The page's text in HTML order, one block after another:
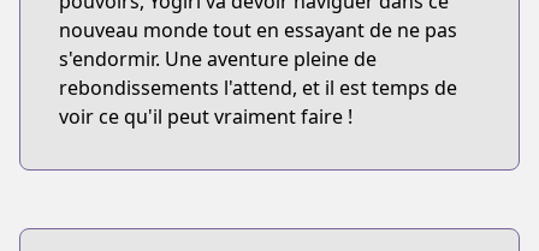
nouveau monde tout en essayant de ne pas
s'endormir. Une aventure pleine de
rebondissements l'attend, et il est temps de
voir ce qu'il peut vraiment faire !